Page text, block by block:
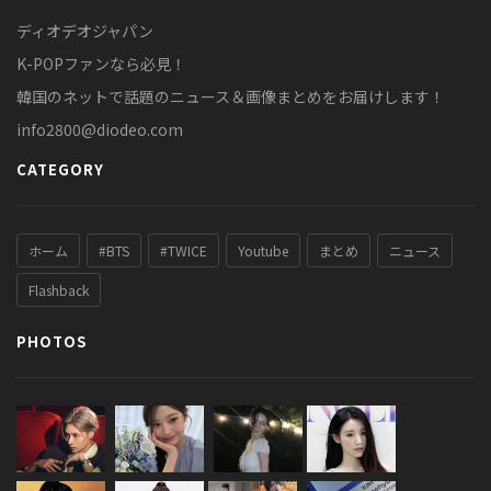
ディオデオジャパン
K-POPファンなら必見！
韓国のネットで話題のニュース＆画像まとめをお届けします！
info2800@diodeo.com
CATEGORY
ホーム #BTS #TWICE Youtube まとめ ニュース
Flashback
PHOTOS